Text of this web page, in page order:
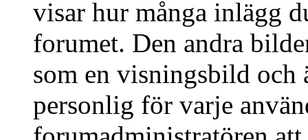
visar hur många inlägg
forumet. Den andra
som en visningsbild
personlig för varje